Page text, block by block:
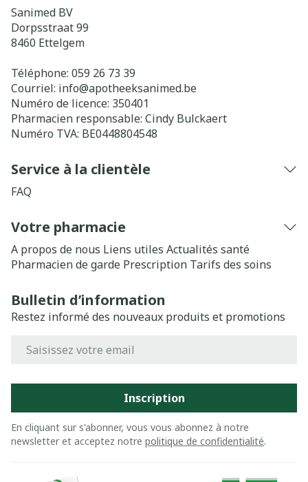
Sanimed BV
Dorpsstraat 99
8460 Ettelgem
Téléphone: 059 26 73 39
Courriel: info@apotheeksanimed.be
Numéro de licence: 350401
Pharmacien responsable: Cindy Bulckaert
Numéro TVA: BE0448804548
Service à la clientèle
FAQ
Votre pharmacie
A propos de nous Liens utiles Actualités santé
Pharmacien de garde Prescription Tarifs des soins
Bulletin d’information
Restez informé des nouveaux produits et promotions
Inscription
En cliquant sur s'abonner, vous vous abonnez à notre
newsletter et acceptez notre politique de confidentialité.